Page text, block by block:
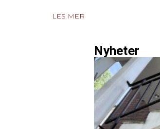
LES MER
Nyheter